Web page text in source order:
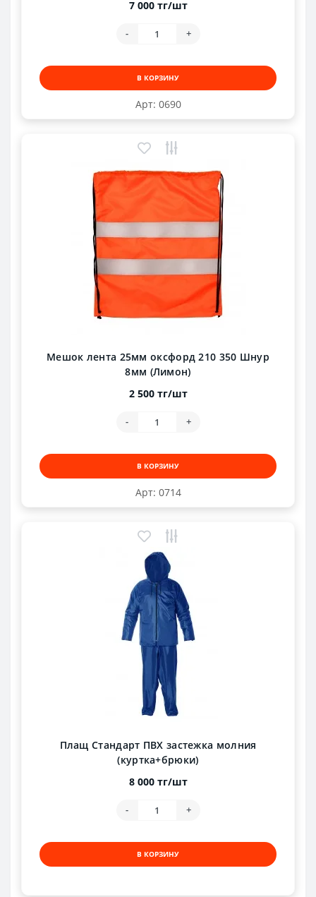
Арт: 0690
7 000 тг/шт
- +
В КОРЗИНУ
Арт: 0714
Мешок лента 25мм оксфорд 210 350 Шнур
8мм (Лимон)
2 500 тг/шт
- +
В КОРЗИНУ
Плащ Стандарт ПВХ застежка молния
(куртка+брюки)
8 000 тг/шт
- +
В КОРЗИНУ